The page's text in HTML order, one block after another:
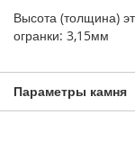
Высота (толщина)
огранки: 3,15мм
Параметры камня